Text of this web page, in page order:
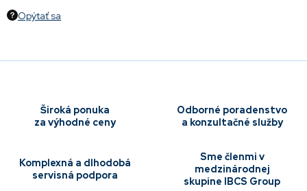
Opýtať sa
Široká ponuka
za výhodné ceny
Odborné poradenstvo
a konzultačné služby
Komplexná a dlhodobá
servisná podpora
Sme členmi v
medzinárodnej
skupine IBCS Group